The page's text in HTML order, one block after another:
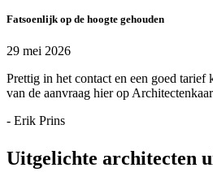
Fatsoenlijk op de hoogte gehouden
29 mei 2026
Prettig in het contact en een goed
van de aanvraag hier op
- Erik Prins
Uitgelichte architecten